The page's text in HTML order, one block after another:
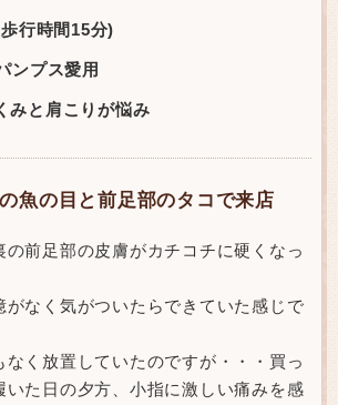
行時間15分)
ンプス愛用
みと肩こりが悩み
魚の目と前足部のタコで来店
の前足部の皮膚がカチコチに硬くなっ
がなく気がついたらできていた感じで
なく放置していたのですが・・・買っ
いた日の夕方、小指に激しい痛みを感